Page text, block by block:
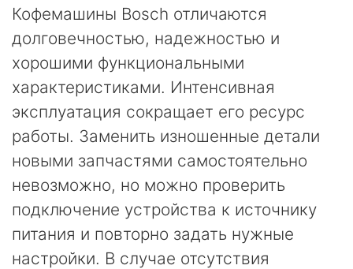
Кофемашины Bosch отличаются
долговечностью, надежностью и
хорошими функциональными
характеристиками. Интенсивная
эксплуатация сокращает его ресурс
работы. Заменить изношенные детали
новыми запчастями самостоятельно
невозможно, но можно проверить
подключение устройства к источнику
питания и повторно задать нужные
настройки. В случае отсутствия